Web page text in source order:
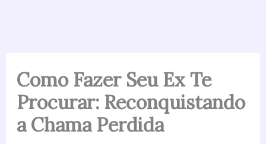
Como Fazer Seu Ex Te
Procurar: Reconquistando
a Chama Perdida